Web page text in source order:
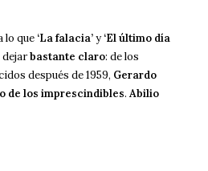
lo que ‘La falacia’y‘El último día
dejarbastante claro: de los
después de 1959, Gerardo
de los imprescindibles.Abilio